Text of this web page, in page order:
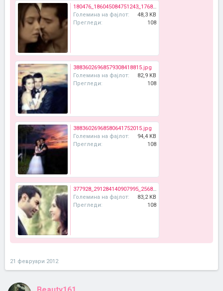
180476_186045084751243_176894065666345_473568_6548169_n.jpg
Големина на фајлот:
48,3 KB
Прегледи:
108
38836026968579308418815.jpg
Големина на фајлот:
82,9 KB
Прегледи:
108
38836026968580641752015.jpg
Големина на фајлот:
94,4 KB
Прегледи:
108
377928_291284140907995_256825074353902_814010_557753717_n.jpg
Големина на фајлот:
83,2 KB
Прегледи:
108
21 февруари 2012